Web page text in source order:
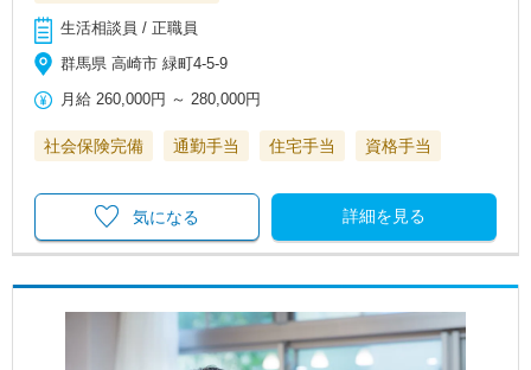
生活相談員 / 正職員
群馬県 高崎市 緑町4-5-9
月給 260,000円 ～280,000円
社会保険完備 通勤手当 住宅手当 資格手当
詳細を見る
気になる